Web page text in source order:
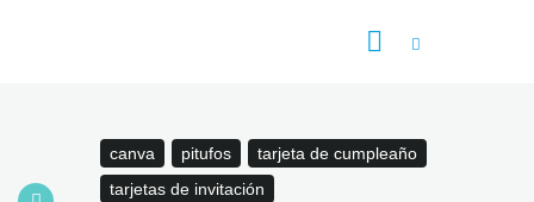
Flyer
PSD
canva pitufos
tarjeta de cumpleaño
tarjetas de invitación